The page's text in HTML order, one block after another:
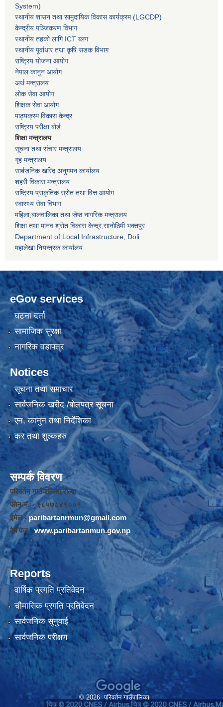
System)
स्थानीय शासन तथा सामुदायिक विकास कार्यक्रम (LGCDP)
केन्द्रीय पञ्जिकरण विभाग
स्थानीय तहको लागि ICT ब्लग
स्थानीय पूर्वाधार तथा कृषि सडक विभाग
राष्ट्रिय योजना आयोग
नेपाल कानुन आयोग
अर्थ मन्त्रालय
लोक सेवा आयोग
शिक्षक सेवा आयोग
पाठ्यक्रम विकास केन्द्र
राष्ट्रिय परीक्षा बोर्ड
शिक्षा मन्त्रालय
सूचना तथा संचार मन्त्रालय
गृह मन्त्रालय
सार्बजनिक खरिद अनुगमन कार्यालय
शहरी विकास मन्त्रालय
राष्ट्रिय प्राकृतिक स्रोत तथा वित्त आयोग
स्वास्थ्य सेवा विभाग
महिला,बालवालिका तथा जेष्ठ नागरिक मन्त्रालय
शिक्षा तथा मानव श्राेत विकास केन्द्र,सानाेठिमी भक्तपुर
Department of Local Infrastructure, Doli
महालेखा नियन्त्रक कार्यालय
eGov services
घटना दर्ता
सामाजिक सुरक्षा
नागरिक वडापत्र
Notices
सूचना तथा समाचार
सार्वजनिक खरीद /बोलपत्र सूचना
एन, कानुन तथा निर्देशिका
कर तथा शुल्कहरु
सम्पर्क विवरण
परिवर्तन गाउँपालिका,रोल्पा
फोन नंं. - ९८५७८४९००१
ईमेल -paribartanrmun@gmail.com
वेब पेज -www.paribartanmun.gov.np
Reports
वार्षिक प्रगति प्रतिवेदन
चौमासिक प्रगति प्रतिवेदन
सार्वजनिक सुनुवाई
सार्वजनिक परीक्षण
© 2026 परिवर्तन गाउँपालिका